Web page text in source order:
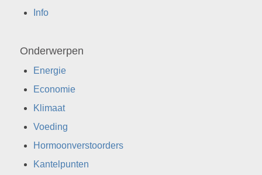
Info
Onderwerpen
Energie
Economie
Klimaat
Voeding
Hormoonverstoorders
Kantelpunten